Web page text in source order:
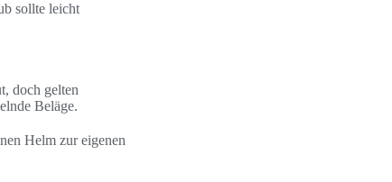
sollte leicht
doch gelten
Beläge.
Helm zur eigenen